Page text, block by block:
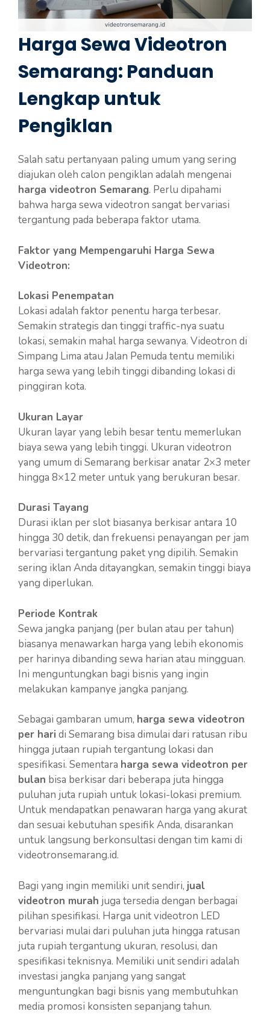
Harga Sewa Videotron
Semarang: Panduan
Lengkap untuk
Pengiklan
Salah satu pertanyaan paling umum yang sering
diajukan oleh calon pengiklan adalah mengenai
harga videotron Semarang. Perlu dipahami
bahwa harga sewa videotron sangat bervariasi
tergantung pada beberapa faktor utama.
Faktor yang Mempengaruhi Harga Sewa
Videotron:
Lokasi Penempatan
Lokasi adalah faktor penentu harga terbesar.
Semakin strategis dan tinggi traffic-nya suatu
lokasi, semakin mahal harga sewanya. Videotron di
Simpang Lima atau Jalan Pemuda tentu memiliki
harga sewa yang lebih tinggi dibanding lokasi di
pinggiran kota.
Ukuran Layar
Ukuran layar yang lebih besar tentu memerlukan
biaya sewa yang lebih tinggi. Ukuran videotron
yang umum di Semarang berkisar anatar 2×3 meter
hingga 8×12 meter untuk yang berukuran besar.
Durasi Tayang
Durasi iklan per slot biasanya berkisar antara 10
hingga 30 detik, dan frekuensi penayangan per jam
bervariasi tergantung paket yng dipilih. Semakin
sering iklan Anda ditayangkan, semakin tinggi biaya
yang diperlukan.
Periode Kontrak
Sewa jangka panjang (per bulan atau per tahun)
biasanya menawarkan harga yang lebih ekonomis
per harinya dibanding sewa harian atau mingguan.
Ini menguntungkan bagi bisnis yang ingin
melakukan kampanye jangka panjang.
Sebagai gambaran umum, harga sewa videotron
per hari di Semarang bisa dimulai dari ratusan ribu
hingga jutaan rupiah tergantung lokasi dan
spesifikasi. Sementara harga sewa videotron per
bulan bisa berkisar dari beberapa juta hingga
puluhan juta rupiah untuk lokasi-lokasi premium.
Untuk mendapatkan penawaran harga yang akurat
dan sesuai kebutuhan spesifik Anda, disarankan
untuk langsung berkonsultasi dengan tim kami di
videotronsemarang.id.
Bagi yang ingin memiliki unit sendiri, jual
videotron murah juga tersedia dengan berbagai
pilihan spesifikasi. Harga unit videotron LED
bervariasi mulai dari puluhan juta hingga ratusan
juta rupiah tergantung ukuran, resolusi, dan
spesifikasi teknisnya. Memiliki unit sendiri adalah
investasi jangka panjang yang sangat
menguntungkan bagi bisnis yang membutuhkan
media promosi konsisten sepanjang tahun.